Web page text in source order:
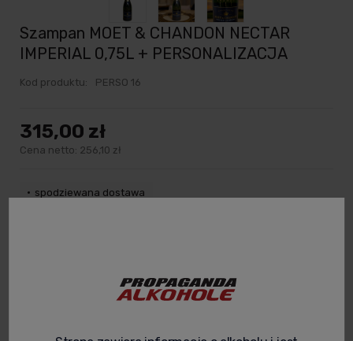
Szampan MOET & CHANDON NECTAR
IMPERIAL 0,75L + PERSONALIZACJA
Kod produktu: PERSO 16
315,00 zł
Cena netto: 256,10 zł
spodziewana dostawa
zapytaj o produkt poleć znajomemu